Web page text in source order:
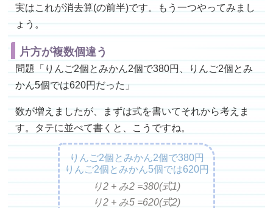
実はこれが消去算(の前半)です。もう一つやってみまし
ょう。
片方が複数個違う
問題「りんご2個とみかん2個で380円、りんご2個とみ
かん5個では620円だった」
数が増えましたが、まずは式を書いてそれから考えま
す。タテに並べて書くと、こうですね。
りんご2個とみかん2個で380円
りんご2個とみかん5個では620円
り2 + み2 =
り2 + み5 =
380(式1)
620(式2)